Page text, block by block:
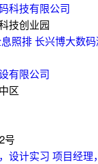
科技有限公司
技创业园
照排长兴博大数
有限公司
区
号
设计实习 项目经理